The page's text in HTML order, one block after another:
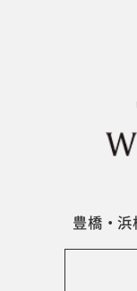
豊橋・